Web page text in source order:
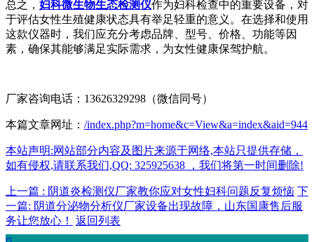
总之， 妇科微生物生态检测仪作为妇科检查中的重要设备，对
于评估女性生殖健康状态具有举足轻重的意义。在选择和使用
这款仪器时，我们应充分考虑品牌、型号、价格、功能等因
素，确保其能够满足实际需求，为女性健康保驾护航。
厂家咨询电话：13626329298（微信同号）
本篇文章网址： /index.php?m=home&c=View&a=index&aid=944
本站声明:网站部分内容及图片来源于网络,本站只提供存储，
如有侵权,请联系我们,QQ: 325925638 ，我们将第一时间删除!
上一篇 : 阴道炎检测仪厂家教你应对女性妇科问题反复烦恼 下
一篇: 阴道分泌物分析仪厂家设备出现故障，山东国康售后服
务让您放心！
返回列表